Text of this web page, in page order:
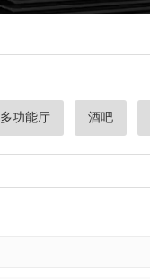
多功能厅 酒吧